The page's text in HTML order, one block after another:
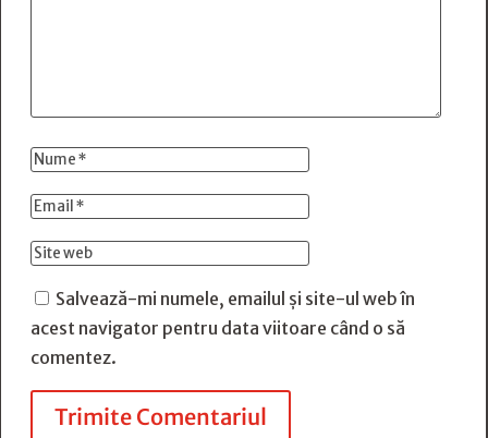
Salvează-mi numele, emailul și site-ul web în
acest navigator pentru data viitoare când o să
comentez.
Trimite Comentariul